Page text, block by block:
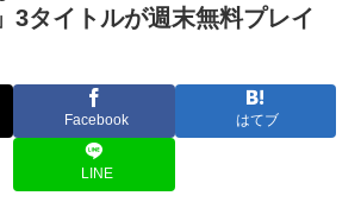
3タイトルが週末無料プレイ
Facebook はてブ
LINE